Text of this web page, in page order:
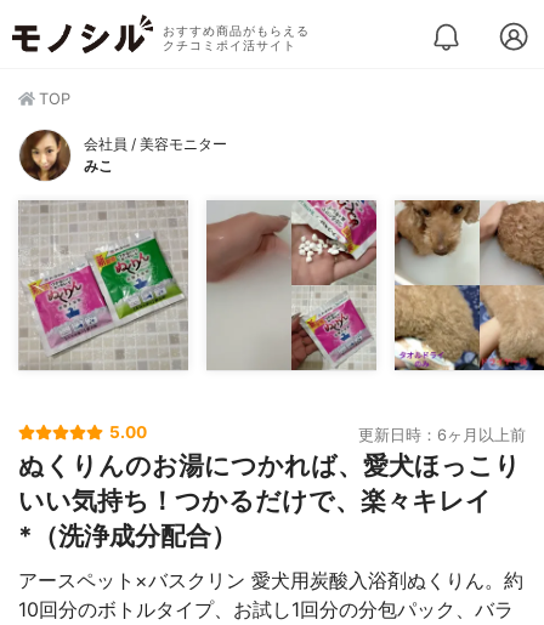
おすすめ商品がもらえる
クチコミポイ活サイト
TOP
会社員 / 美容モニター
みこ
5.00 更新日時：6ヶ月以上前
ぬくりんのお湯につかれば、愛犬ほっこり
いい気持ち！つかるだけで、楽々キレイ
*（洗浄成分配合）
アースペット×バスクリン 愛犬用炭酸入浴剤ぬくりん。約
10回分のボトルタイプ、お試し1回分の分包パック、バラ